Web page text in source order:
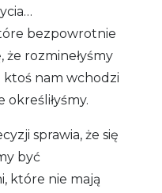
bezpowrotnie
że rozminełyśmy
ktoś nam wchodzi
określiłyśmy.
sprawia, że się
być
które nie mają